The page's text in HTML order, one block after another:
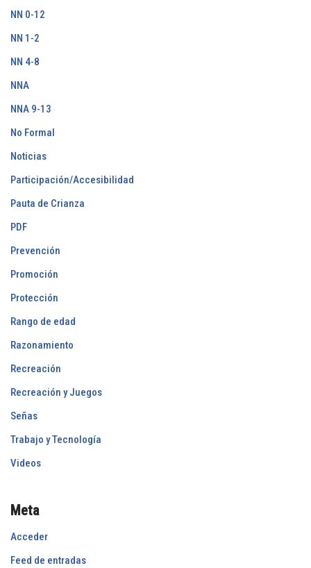
NN 0-12
NN 1-2
NN 4-8
NNA
NNA 9-13
No Formal
Noticias
Participación/Accesibilidad
Pauta de Crianza
PDF
Prevención
Promoción
Protección
Rango de edad
Razonamiento
Recreación
Recreación y Juegos
Señas
Trabajo y Tecnología
Videos
Meta
Acceder
Feed de entradas